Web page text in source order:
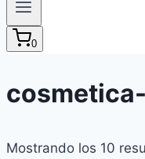
0
Mostrando los 10